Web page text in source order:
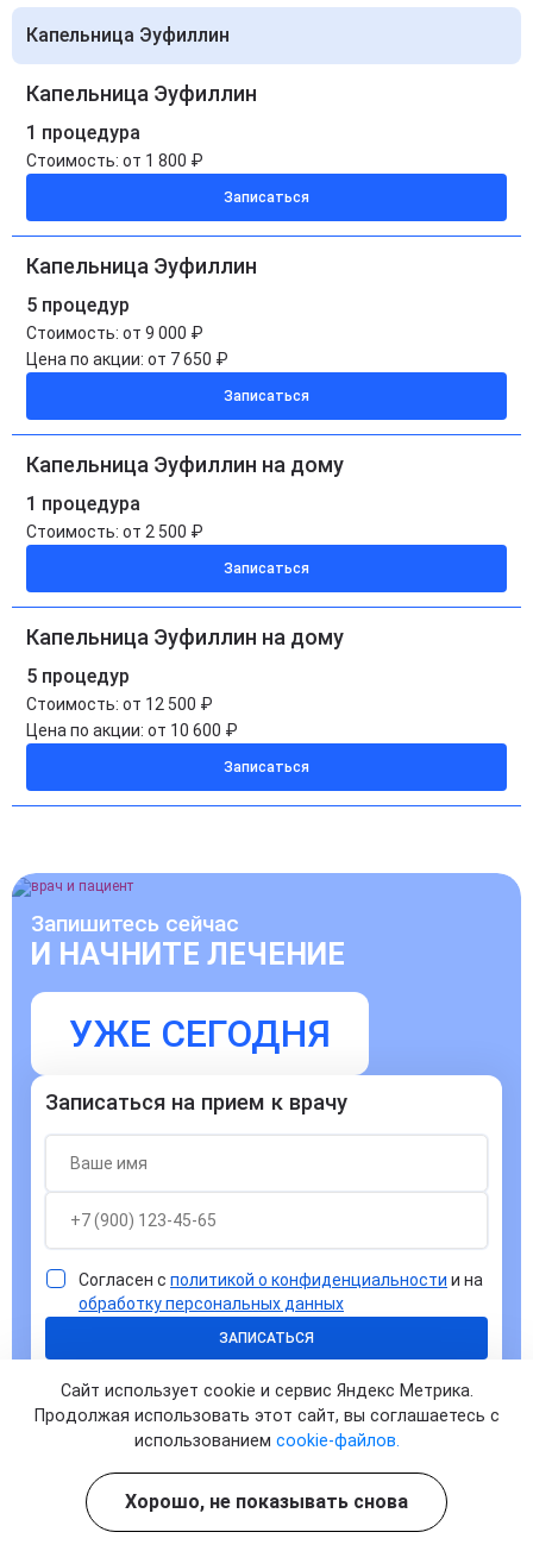
Капельница Эуфиллин
Капельница Эуфиллин
1 процедура
Стоимость: от 1 800 ₽
Записаться
Капельница Эуфиллин
5 процедур
Стоимость: от 9 000 ₽
Цена по акции: от 7 650 ₽
Записаться
Капельница Эуфиллин на дому
1 процедура
Стоимость: от 2 500 ₽
Записаться
Капельница Эуфиллин на дому
5 процедур
Стоимость: от 12 500 ₽
Цена по акции: от 10 600 ₽
Записаться
Запишитесь сейчас
И НАЧНИТЕ ЛЕЧЕНИЕ
УЖЕ СЕГОДНЯ
Записаться на прием к врачу
Согласен с политикой о конфиденциальности и на
обработку персональных данных
ЗАПИСАТЬСЯ
Ответы на часто задаваемые
Сайт использует cookie и сервис Яндекс Метрика.
Продолжая использовать этот сайт, вы соглашаетесь с
использованием cookie-файлов.
Хорошо, не показывать снова